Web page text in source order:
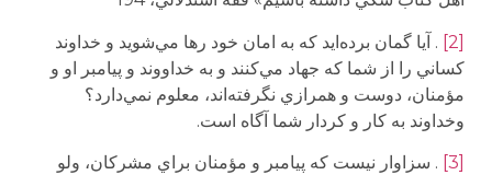
[2]
. آيا گمان برده‌ايد كه به امان خود رها مي‌شويد و خداوند
كساني را از شما كه جهاد مي‌كنند و به خداووند و پيامبر او و
مؤمنان، دوست و همرازي نگرفته‌‌اند، معلوم نمي‌دارد؟
وخداوند به كار و كردار شما آگاه است.
[3]
. سزاوار نيست كه پيامبر و مؤمنان براي مشركان، ولو